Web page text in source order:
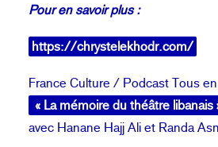
Pour en savoir plus :
https://chrystelekhodr.com/
France Culture / Podcast Tous
« La mémoire du théâtre libanais
avec Hanane Hajj Ali et Randa